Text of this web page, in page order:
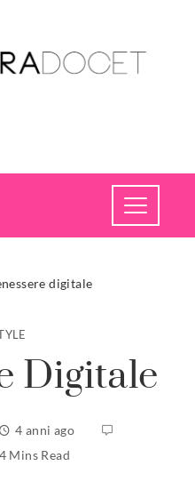
digitale
Digitale
4 anni ago
4 Mins Read